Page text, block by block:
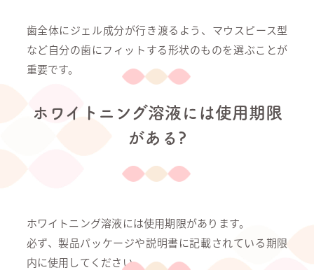
歯全体にジェル成分が行き渡るよう、マウスピース型
など自分の歯にフィットする形状のものを選ぶことが
重要です。
ホワイトニング溶液には使用期限
がある?
ホワイトニング溶液には使用期限があります。
必ず、製品パッケージや説明書に記載されている期限
内に使用してください。